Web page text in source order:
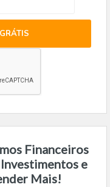
Financeiros
e
Mais!